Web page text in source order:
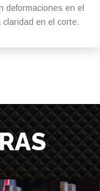
deformaciones en el
en el corte.